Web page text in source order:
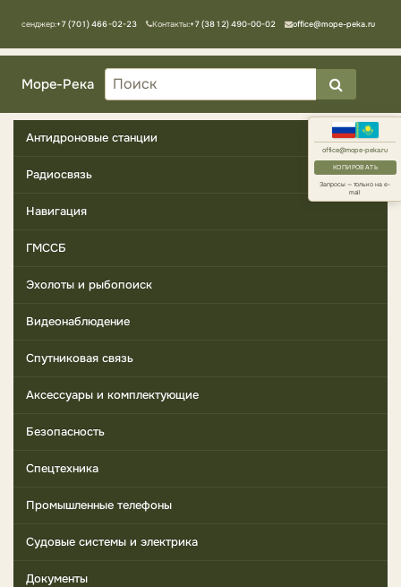
office@mope-peka.ru
КОПИРОВАТЬ
Запросы — только на e-
mail
Мессенджер:+7 (701) 466-02-23 Контакты:+7 (3812) 490-00-02 office@mope-peka.ru
Море-Река
Антидроновые станции
Радиосвязь
Навигация
ГМССБ
Эхолоты и рыбопоиск
Видеонаблюдение
Спутниковая связь
Аксессуары и комплектующие
Безопасность
Спецтехника
Промышленные телефоны
Судовые системы и электрика
Документы